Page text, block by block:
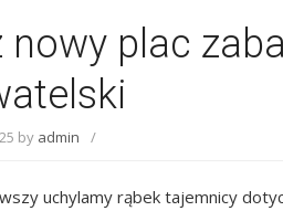
nowy plac
by admin /
uchylamy rąbek tajemnicy